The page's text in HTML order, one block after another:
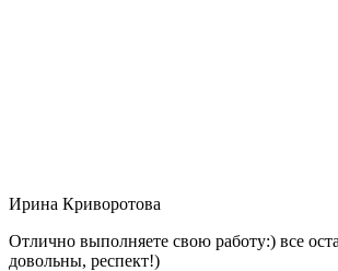
Ирина Криворотова
Отлично выполняете свою работу:) все
довольны, респект!)